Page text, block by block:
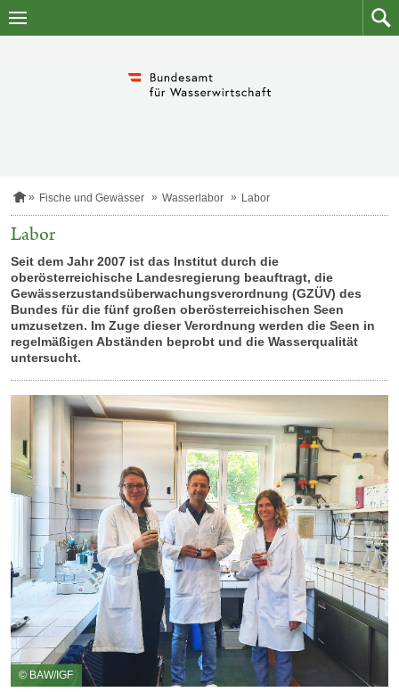
Zum
Zum
S
a
r
s
e
i
e
Fische und Gewässer Wasserlabor Labor
Labor
Seit dem Jahr 2007 ist das Institut durch die
oberösterreichische Landesregierung beauftragt, die
Gewässerzustandsüberwachungsverordnung (GZÜV) des
Bundes für die fünf großen oberösterreichischen Seen
umzusetzen. Im Zuge dieser Verordnung werden die Seen in
regelmäßigen Abständen beprobt und die Wasserqualität
untersucht.
© BAW/IGF